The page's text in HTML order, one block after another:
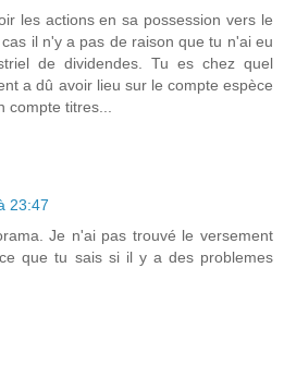
les actions en sa possession vers le
il n'y a pas de raison que tu n'ai eu
de dividendes. Tu es chez quel
a dû avoir lieu sur le compte espèce
compte titres...
23:47
Je n'ai pas trouvé le versement
que tu sais si il y a des problemes